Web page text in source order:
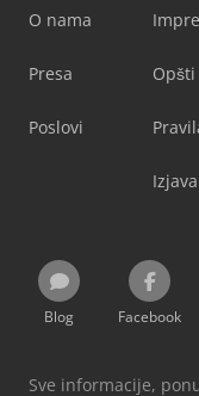
O nama
Presa
Poslovi
Blog Facebook
Sve informacije,